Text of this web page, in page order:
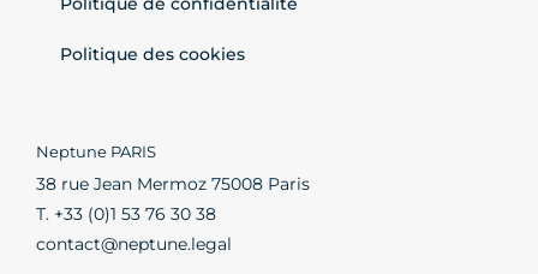
Politique des cookies
Neptune PARIS
38 rue Jean Mermoz 75008 Paris
T. +33 (0)1 53 76 30 38
contact@neptune.legal